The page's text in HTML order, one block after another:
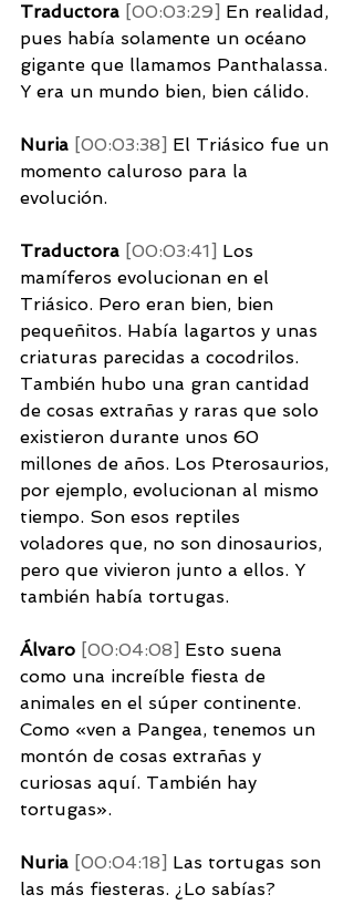
Traductora [00:03:29] En realidad,
pues había solamente un océano
gigante que llamamos Panthalassa.
Y era un mundo bien, bien cálido.
Nuria [00:03:38] El Triásico fue un
momento caluroso para la
evolución.
Traductora [00:03:41] Los
mamíferos evolucionan en el
Triásico. Pero eran bien, bien
pequeñitos. Había lagartos y unas
criaturas parecidas a cocodrilos.
También hubo una gran cantidad
de cosas extrañas y raras que solo
existieron durante unos 60
millones de años. Los Pterosaurios,
por ejemplo, evolucionan al mismo
tiempo. Son esos reptiles
voladores que, no son dinosaurios,
pero que vivieron junto a ellos. Y
también había tortugas.
Álvaro [00:04:08] Esto suena
como una increíble fiesta de
animales en el súper continente.
Como «ven a Pangea, tenemos un
montón de cosas extrañas y
curiosas aquí. También hay
tortugas».
Nuria [00:04:18] Las tortugas son
las más fiesteras. ¿Lo sabías?